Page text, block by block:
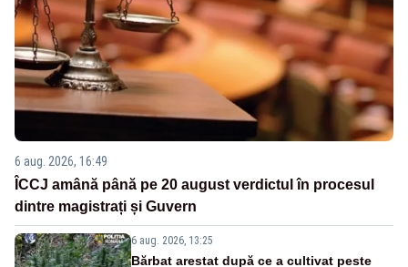
6 aug. 2026, 16:49
ÎCCJ amână până pe 20 august verdictul în procesul
dintre magistrați și Guvern
6 aug. 2026, 13:25
Bărbat arestat după ce a cultivat peste